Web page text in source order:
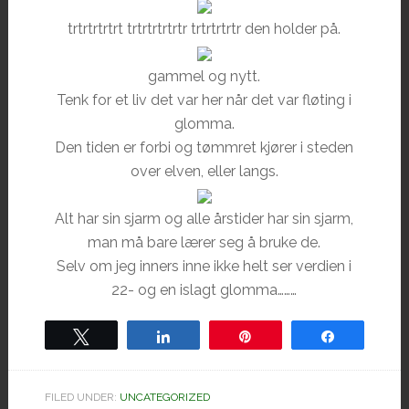
trtrtrtrtrt trtrtrtrtrtr trtrtrtrtr den holder på.
gammel og nytt.
Tenk for et liv det var her når det var fløting i
glomma.
Den tiden er forbi og tømmret kjører i steden
over elven, eller langs.
Alt har sin sjarm og alle årstider har sin sjarm,
man må bare lærer seg å bruke de.
Selv om jeg inners inne ikke helt ser verdien i
22- og en islagt glomma………
FILED UNDER: UNCATEGORIZED